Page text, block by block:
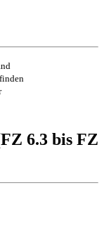
6.3 bis FZ